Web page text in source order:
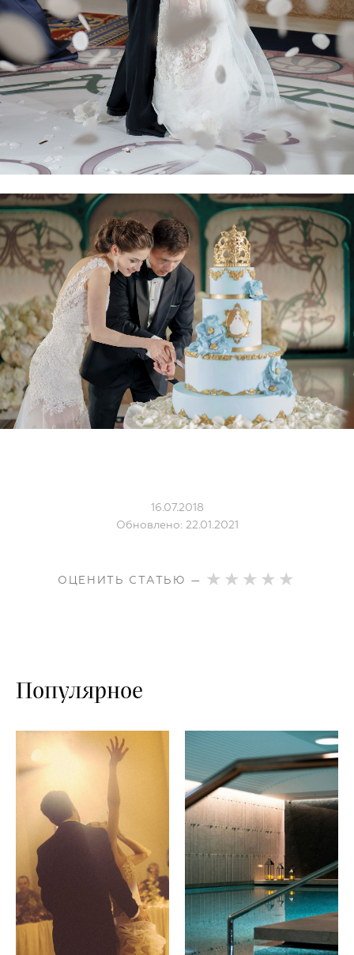
16.07.2018
Обновлено: 22.01.2021
ОЦЕНИТЬ СТАТЬЮ —
Популярное